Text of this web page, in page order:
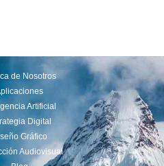
de Nosotros
Artificial
Digital
Gráfico
Audiovisual